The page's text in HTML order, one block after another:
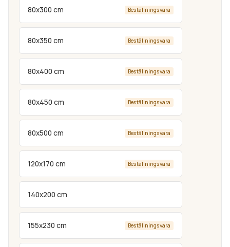
80x300 cm Beställningsvara
80x350 cm Beställningsvara
80x400 cm Beställningsvara
80x450 cm Beställningsvara
80x500 cm Beställningsvara
120x170 cm Beställningsvara
140x200 cm
155x230 cm Beställningsvara